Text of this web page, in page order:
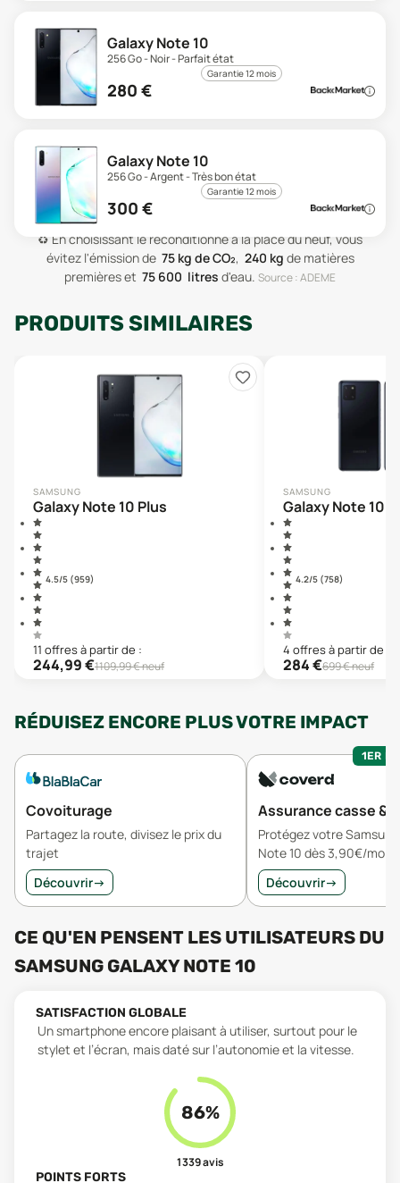
Galaxy Note 10
256 Go - Noir - Parfait état
Garantie 12 mois
280 €
Galaxy Note 10
256 Go - Argent - Très bon état
Garantie 12 mois
300 €
♻️ En choisissant le reconditionné à la place du neuf, vous
évitez l'émission de 75 kg de CO₂, 240 kg de matières
premièreset 75 600 litres d'eau. Source : ADEME
PRODUITS SIMILAIRES
SAMSUNG
Galaxy Note 10 Plus
4.5/5 (959)
11 offresà partir de :
244,99€1109,99€ neuf
SAMSUNG
Galaxy Note 10
4.2/5 (758)
4 offresà partir de :
284€699€ neuf
RÉDUISEZ ENCORE PLUS VOTRE IMPACT
Covoiturage
Partagez la route, divisez le prix du
trajet
Découvrir→
1ER
Assurance casse &
Protégez votre
Note 10 dès 3,90€/mois
Découvrir→
CE QU'EN PENSENT LES UTILISATEURS DU
SAMSUNG GALAXY NOTE 10
SATISFACTION GLOBALE
Un smartphone encore plaisant à utiliser, surtout pour le
stylet et l’écran, mais daté sur l’autonomie et la vitesse.
86%
1 339avis
POINTS FORTS